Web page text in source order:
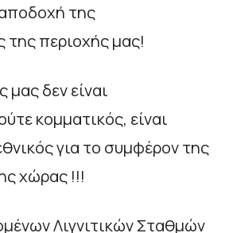
της
περιοχής μας!
μας δεν είναι
κομματικός, είναι
για το συμφέρον της
χώρας !!!
Λιγνιτικών Σταθμών